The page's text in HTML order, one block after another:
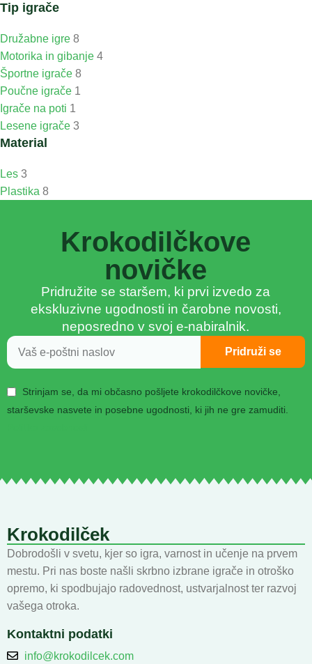
Tip igrače
Družabne igre 8
Motorika in gibanje 4
Športne igrače 8
Poučne igrače 1
Igrače na poti 1
Lesene igrače 3
Material
Les 3
Plastika 8
Krokodilčkove
novičke
Pridružite se staršem, ki prvi izvedo za
ekskluzivne ugodnosti in čarobne novosti,
neposredno v svoj e-nabiralnik.
Strinjam se, da mi občasno pošljete krokodilčkove novičke,
starševske nasvete in posebne ugodnosti, ki jih ne gre zamuditi.
Pridruži se
Krokodilček
Dobrodošli v svetu, kjer so igra, varnost in učenje na prvem
mestu. Pri nas boste našli skrbno izbrane igrače in otroško
opremo, ki spodbujajo radovednost, ustvarjalnost ter razvoj
vašega otroka.
Kontaktni podatki
info@krokodilcek.com